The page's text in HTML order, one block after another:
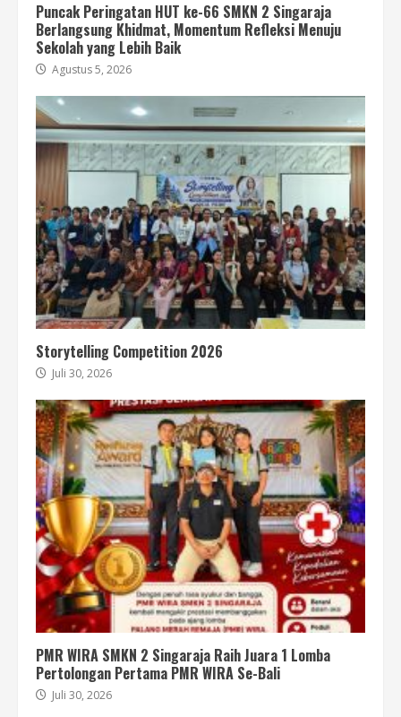
Puncak Peringatan HUT ke-66 SMKN 2 Singaraja
Berlangsung Khidmat, Momentum Refleksi Menuju
Sekolah yang Lebih Baik
Agustus 5, 2026
Storytelling Competition 2026
Juli 30, 2026
PMR WIRA SMKN 2 Singaraja Raih Juara 1 Lomba
Pertolongan Pertama PMR WIRA Se-Bali
Juli 30, 2026